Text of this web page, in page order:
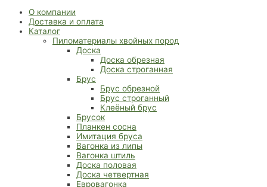
О компании
Доставка и оплата
Каталог
Пиломатериалы хвойных пород
Доска
Доска обрезная
Доска строганная
Брус
Брус обрезной
Брус строганный
Клеёный брус
Брусок
Планкен сосна
Имитация бруса
Вагонка из липы
Вагонка штиль
Доска половая
Доска четвертная
Евровагонка